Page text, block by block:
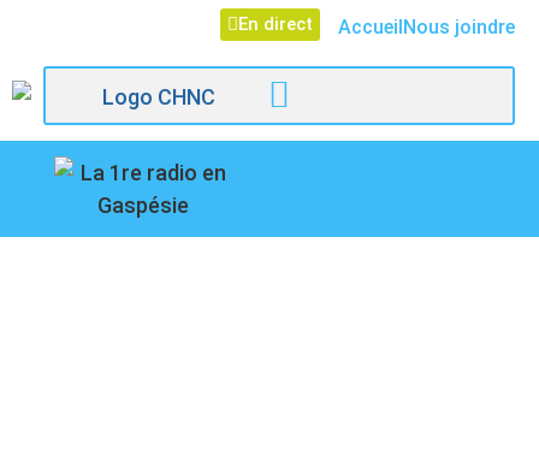
En direct AccueilNous joindre